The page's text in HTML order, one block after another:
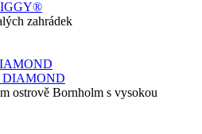
zahrádek
ostrově Bornholm s vysokou